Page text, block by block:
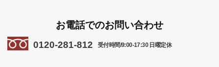
お電話でのお問い合わせ
0120-281-812 受付時間/9:00-17:30 日曜定休